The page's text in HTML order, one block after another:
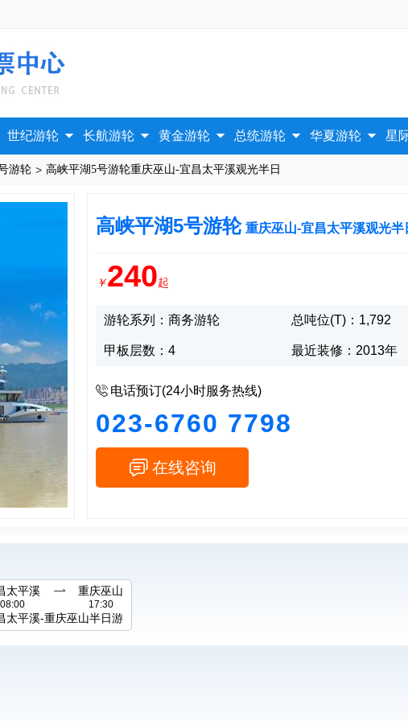
世纪游轮  长航游轮  黄金游轮  总统游轮  华夏游轮  星
游轮 > 高峡平湖5号游轮重庆巫山-宜昌太平溪观光半日
高峡平湖5号游轮 重庆巫山-宜昌太平溪观光半
￥240起
游轮系列：商务游轮 总吨位(T)：1,792
甲板层数：4 最近装修：2013年
 电话预订(24小时服务热线)
023-6760 7798
 在线咨询
太平溪
08:00
 重庆巫山
17:30
太平溪-重庆巫山半日游